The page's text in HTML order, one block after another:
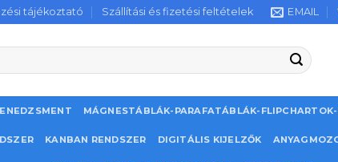
tájékoztató Szállítási és fizetési feltételek EMAIL
MÁGNESTÁBLÁK-PARAFATÁBLÁK-
KANBAN RENDSZER DIGITÁLIS KIJELZŐK